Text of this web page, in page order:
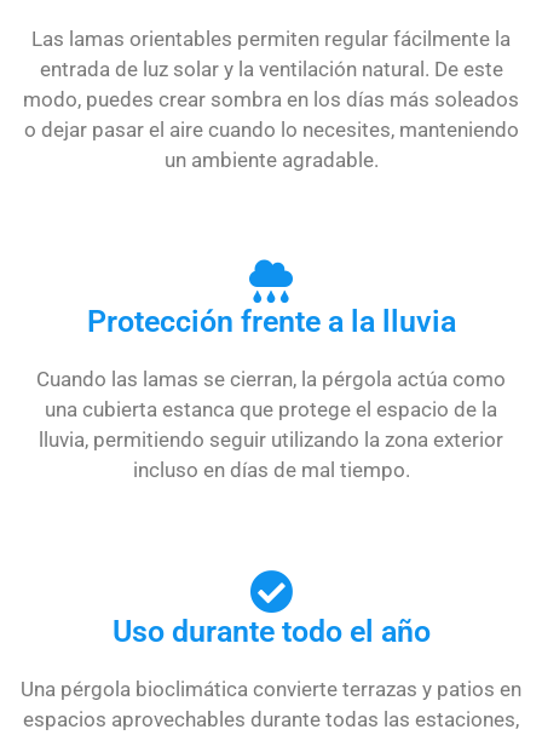
Las lamas orientables permiten regular fácilmente la
entrada de luz solar y la ventilación natural. De este
modo, puedes crear sombra en los días más soleados
o dejar pasar el aire cuando lo necesites, manteniendo
un ambiente agradable.
Protección frente a la lluvia
Cuando las lamas se cierran, la pérgola actúa como
una cubierta estanca que protege el espacio de la
lluvia, permitiendo seguir utilizando la zona exterior
incluso en días de mal tiempo.
Uso durante todo el año
Una pérgola bioclimática convierte terrazas y patios en
espacios aprovechables durante todas las estaciones,